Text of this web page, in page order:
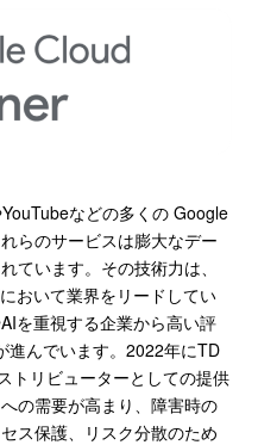
YouTubeなどの多くの Google
らのサービスは膨大なデー
ています。その技術力は、
おいて業界をリードしてい
AIを重視する企業から高い評
進んでいます。2022年にTD
トリビューターとしての提供
の需要が高まり、障害時の
ス保護、リスク分散のため